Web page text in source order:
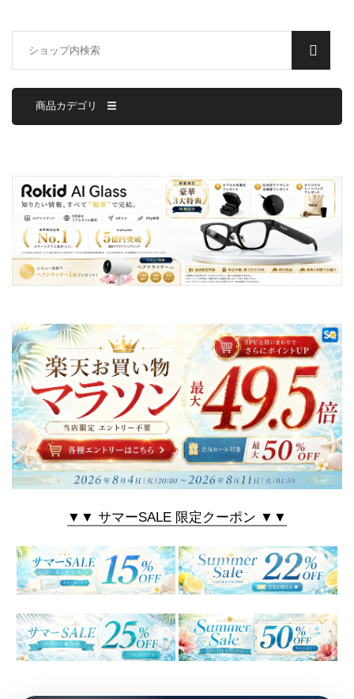
商品カデゴリ
▼▼ サマーSALE 限定クーポン ▼▼